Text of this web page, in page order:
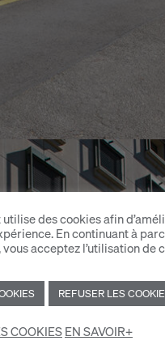
12 - 18
des cookies afin
En continuant à
acceptez l’utilisation de
REFUSER LES
COOKIESEN SAVOIR+